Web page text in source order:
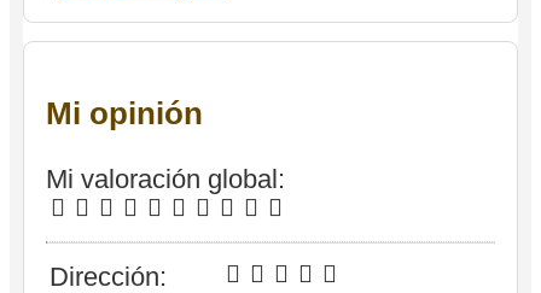
Mi opinión
Mi valoración global:
Dirección: